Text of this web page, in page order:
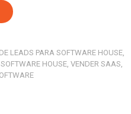
LEADS PARA SOFTWARE HOUSE,
SOFTWARE HOUSE, VENDER SAAS,